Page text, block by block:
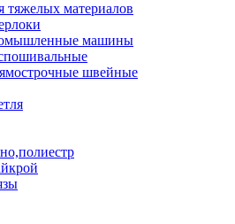
материалов
машины
швейные